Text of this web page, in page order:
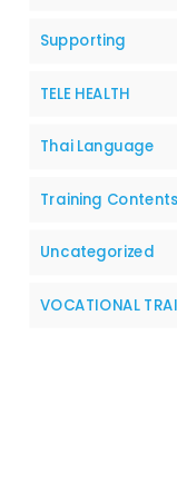
Supporting
TELE HEALTH
Thai Language
Training Contents
Uncategorized
VOCATIONAL